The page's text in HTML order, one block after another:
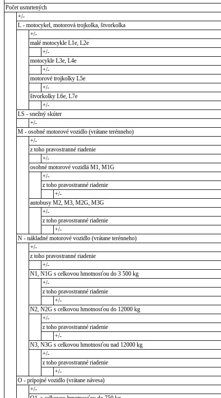
Počet usmrtených
+/-
L - motocykel, motorová trojkolka, štvorkolka
+/-
malé motocykle L1e, L2e
+/-
motocykle L3e, L4e
+/-
motorové trojkolky L5e
+/-
štvorkolky L6e, L7e
+/-
LS - snežný skúter
+/-
M - osobné motorové vozidlo (vrátane terénneho)
+/-
z toho pravostranné riadenie
+/-
osobné motorové vozidlá M1, M1G
+/-
z toho pravostranné riadenie
+/-
autobusy M2, M3, M2G, M3G
+/-
z toho pravostranné riadenie
+/-
N - nákladné motorové vozidlo (vrátane terénneho)
+/-
z toho pravostranné riadenie
+/-
N1, N1G s celkovou hmotnosťou do 3 500 kg
+/-
z toho pravostranné riadenie
+/-
N2, N2G s celkovou hmotnosťou do 12000 kg
+/-
z toho pravostranné riadenie
+/-
N3, N3G s celkovou hmotnosťou nad 12000 kg
+/-
z toho pravostranné riadenie
+/-
O - prípojné vozidlo (vrátane návesa)
+/-